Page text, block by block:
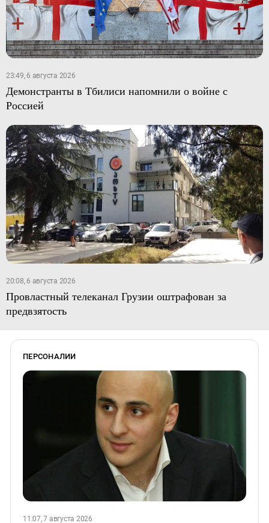
23:49, 6 августа 2026
Демонстранты в Тбилиси напомнили о войне с
Россией
20:08, 6 августа 2026
Провластный телеканал Грузии оштрафован за
предвзятость
ПЕРСОНАЛИИ
11:07, 7 августа 2026